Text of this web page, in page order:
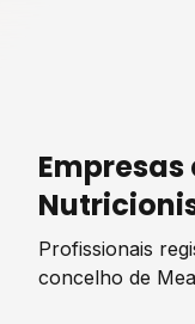
Profissionais
concelho de